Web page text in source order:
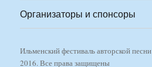
Организаторы и спонсоры
Ильменский фестиваль авторской песни
2016. Все права защищены